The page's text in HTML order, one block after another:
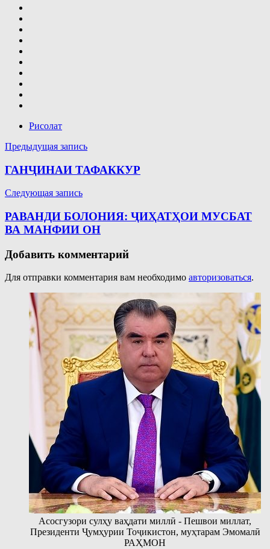
Рисолат
Навигация
по
записям
Предыдущая запись
ГАНҶИНАИ ТАФАККУР
Следующая запись
РАВАНДИ БОЛОНИЯ: ҶИҲАТҲОИ МУСБАТ
ВА МАНФИИ ОН
Добавить комментарий
Для отправки комментария вам необходимо авторизоваться.
Асосгузори сулҳу ваҳдати миллӣ - Пешвои миллат,
Президенти Ҷумҳурии Тоҷикистон, муҳтарам Эмомалӣ
РАҲМОН